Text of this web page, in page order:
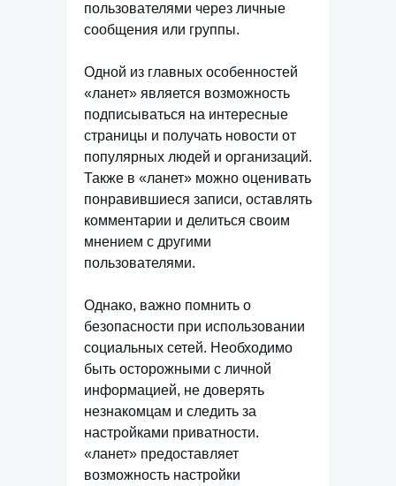
пользователями через личные
сообщения или группы.
Одной из главных особенностей
«ланет» является возможность
подписываться на интересные
страницы и получать новости от
популярных людей и организаций.
Также в «ланет» можно оценивать
понравившиеся записи, оставлять
комментарии и делиться своим
мнением с другими
пользователями.
Однако, важно помнить о
безопасности при использовании
социальных сетей. Необходимо
быть осторожными с личной
информацией, не доверять
незнакомцам и следить за
настройками приватности.
«ланет» предоставляет
возможность настройки